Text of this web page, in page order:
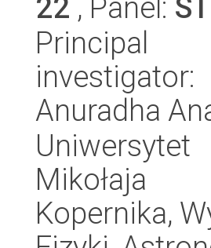
22 , Panel:
Principal
investigator:
Anuradha
Uniwersytet
Mikołaja
Kopernika,